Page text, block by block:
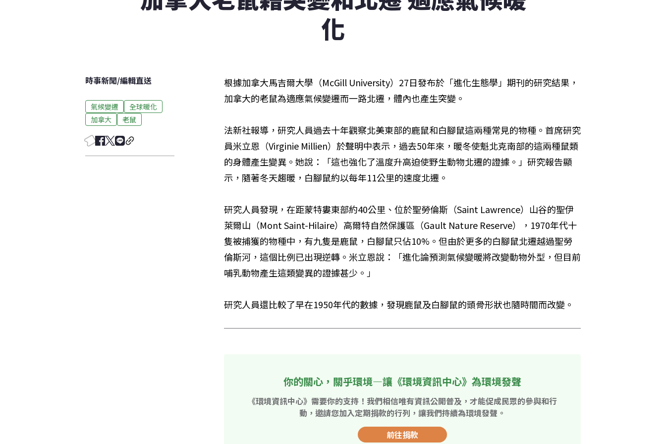
化
時事新聞/編輯直送
氣候變遷
全球暖化
加拿大
老鼠
根據加拿大馬吉爾大學（McGill University）27日發布於「進化生態學」期刊的研究結果，
加拿大的老鼠為適應氣候變遷而一路北遷，體內也產生突變。
法新社報導，研究人員過去十年觀察北美東部的鹿鼠和白腳鼠這兩種常見的物種。首席研究
員米立恩（Virginie Millien）於聲明中表示，過去50年來，暖冬使魁北克南部的這兩種鼠類
的身體產生變異。她說：「這也強化了溫度升高迫使野生動物北遷的證據。」研究報告顯
示，隨著冬天趨暖，白腳鼠約以每年11公里的速度北遷。
研究人員發現，在距蒙特婁東部約40公里、位於聖勞倫斯（Saint Lawrence）山谷的聖伊
萊爾山（Mont Saint-Hilaire）高爾特自然保護區（Gault Nature Reserve），1970年代十
隻被捕獲的物種中，有九隻是鹿鼠，白腳鼠只佔10%。但由於更多的白腳鼠北遷越過聖勞
倫斯河，這個比例已出現逆轉。米立恩說：「進化論預測氣候變暖將改變動物外型，但目前
哺乳動物產生這類變異的證據甚少。」
研究人員還比較了早在1950年代的數據，發現鹿鼠及白腳鼠的頭骨形狀也隨時間而改變。
你的關心，關乎環境—讓《環境資訊中心》為環境發聲
《環境資訊中心》需要你的支持！我們相信唯有資訊公開普及，才能促成民眾的參與和行
動，邀請您加入定期捐款的行列，讓我們持續為環境發聲。
前往捐款